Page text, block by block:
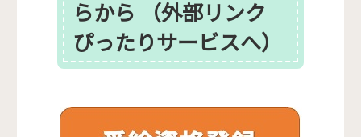
らから （外部リンク
ぴったりサービスへ）